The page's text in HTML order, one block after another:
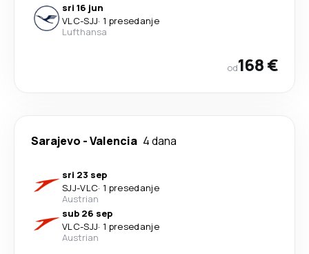
sri 16 jun
VLC-SJJ· 1 presedanje
Lufthansa
od168 €
Sarajevo -Valencia 4 dana
sri 23 sep
SJJ-VLC· 1 presedanje
Austrian
sub 26 sep
VLC-SJJ· 1 presedanje
Austrian